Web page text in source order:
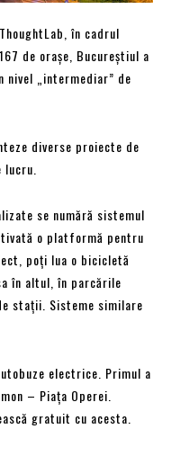
în cadrul
de orașe, Bucureștiul a
„intermediar” de
diverse proiecte de
se numără sistemul
o platformă pentru
poți lua o bicicletă
în altul, în parcările
stații. Sisteme similare
electrice. Primul a
– Piaţa Operei.
gratuit cu acesta.